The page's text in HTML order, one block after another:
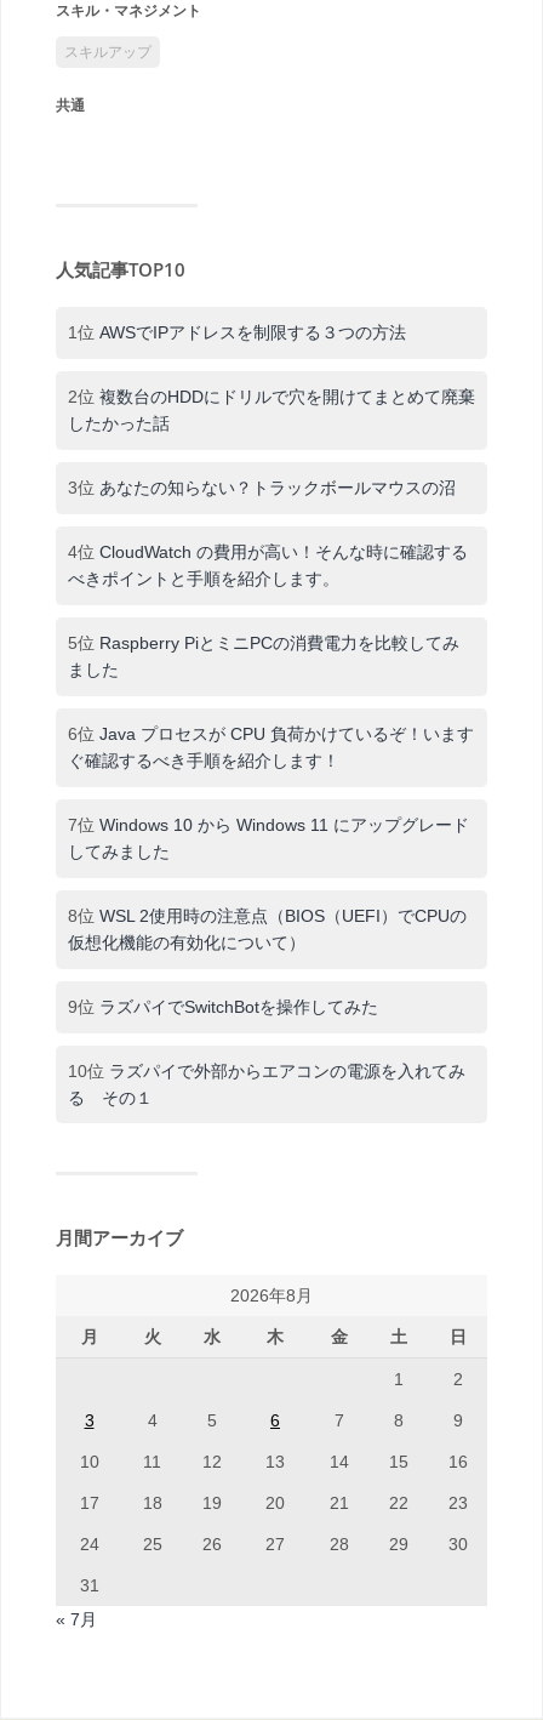
スキル・マネジメント
スキルアップ
共通
人気記事TOP10
1位 AWSでIPアドレスを制限する３つの方法
2位 複数台のHDDにドリルで穴を開けてまとめて廃棄
したかった話
3位 あなたの知らない？トラックボールマウスの沼
4位 CloudWatch の費用が高い！そんな時に確認する
べきポイントと手順を紹介します。
5位 Raspberry PiとミニPCの消費電力を比較してみ
ました
6位 Java プロセスが CPU 負荷かけているぞ！います
ぐ確認するべき手順を紹介します！
7位 Windows 10 から Windows 11 にアップグレード
してみました
8位 WSL 2使用時の注意点（BIOS（UEFI）でCPUの
仮想化機能の有効化について）
9位 ラズパイでSwitchBotを操作してみた
10位 ラズパイで外部からエアコンの電源を入れてみ
る その１
月間アーカイブ
2026年8月
月 火 水 木 金 土 日
1 2
3 4 5 6 7 8 9
10 11 12 13 14 15 16
17 18 19 20 21 22 23
24 25 26 27 28 29 30
31
« 7月